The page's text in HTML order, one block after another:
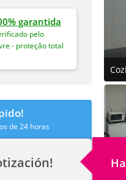
garantida
pelo
- proteção total
de 24 horas